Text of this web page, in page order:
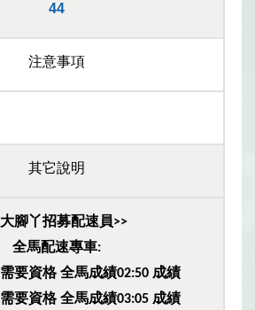
44
注意事項
其它說明
大腳丫招募配速員>>
全馬配速專車:
需要資格 全馬成績02:50 成績
需要資格 全馬成績03:05 成績